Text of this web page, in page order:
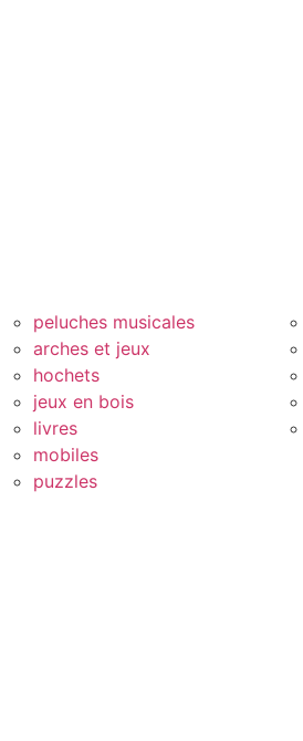
peluches musicales
arches et jeux
hochets
jeux en bois
livres
mobiles
puzzles